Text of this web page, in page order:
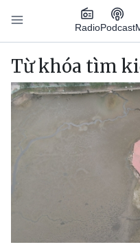
Nhảy đến nội dung
RadioPodcast
Main navigation
Từ khóa tìm